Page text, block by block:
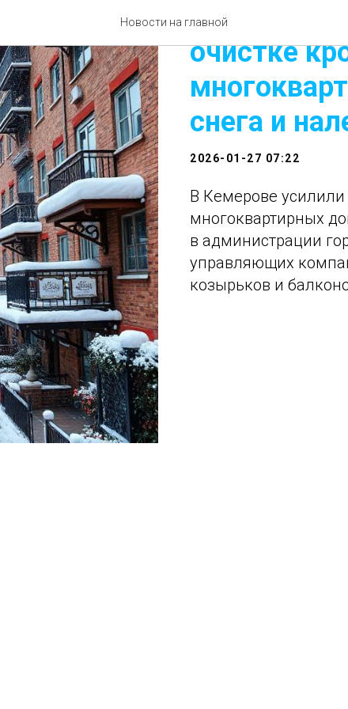
Новости на главнойВ Кемерове
очистке
снега и
2026-01-27 07:22
В Кемерове усилили
многоквартирных
в администрации
управляющих
козырьков и